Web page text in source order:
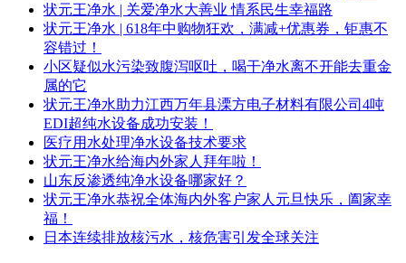
状元王净水 | 关爱净水大善业 情系民生幸福路
状元王净水 | 618年中购物狂欢，满减+优惠券，钜惠不
容错过！
小区疑似水污染致腹泻呕吐，喝干净水离不开能去重金
属的它
状元王净水助力江西万年县溧方电子材料有限公司4吨
EDI超纯水设备成功安装！
医疗用水处理净水设备技术要求
状元王净水给海内外家人拜年啦！
山东反渗透纯净水设备哪家好？
状元王净水恭祝全体海内外客户家人元旦快乐，阖家幸
福！
日本连续排放核污水，核危害引发全球关注